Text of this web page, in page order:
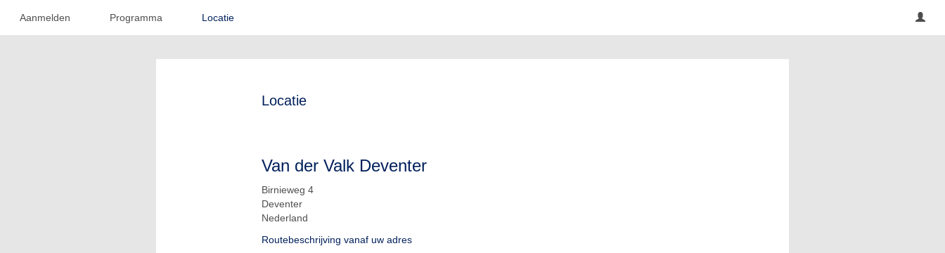
Aanmelden Programma Locatie
Locatie
Van der Valk Deventer
Birnieweg 4
Deventer
Nederland
Routebeschrijving vanaf uw adres